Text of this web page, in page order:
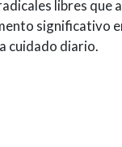
libres que
significativo
cuidado diario.